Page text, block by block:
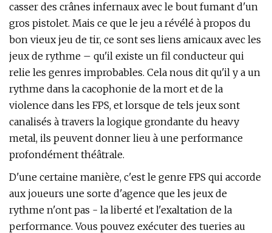
casser des crânes infernaux avec le bout fumant d'un
gros pistolet. Mais ce que le jeu a révélé à propos du
bon vieux jeu de tir, ce sont ses liens amicaux avec les
jeux de rythme – qu'il existe un fil conducteur qui
relie les genres improbables. Cela nous dit qu'il y a un
rythme dans la cacophonie de la mort et de la
violence dans les FPS, et lorsque de tels jeux sont
canalisés à travers la logique grondante du heavy
metal, ils peuvent donner lieu à une performance
profondément théâtrale.
D'une certaine manière, c'est le genre FPS qui accorde
aux joueurs une sorte d'agence que les jeux de
rythme n'ont pas - la liberté et l'exaltation de la
performance. Vous pouvez exécuter des tueries au